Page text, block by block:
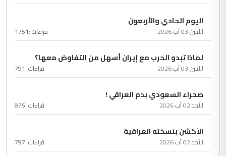
اليوم الحادي والأربعون
الأثنين 03 آب 2026 قراءات :1751
لماذا تبدو الحرب مع إيران أسهل من التفاوض معها؟
الأثنين 03 آب 2026 قراءات :791
صحراء السعودي بدم العراقي !
الأحد 02 آب 2026 قراءات :875
الأكشن بنسخته العراقية
الأحد 02 آب 2026 قراءات :797